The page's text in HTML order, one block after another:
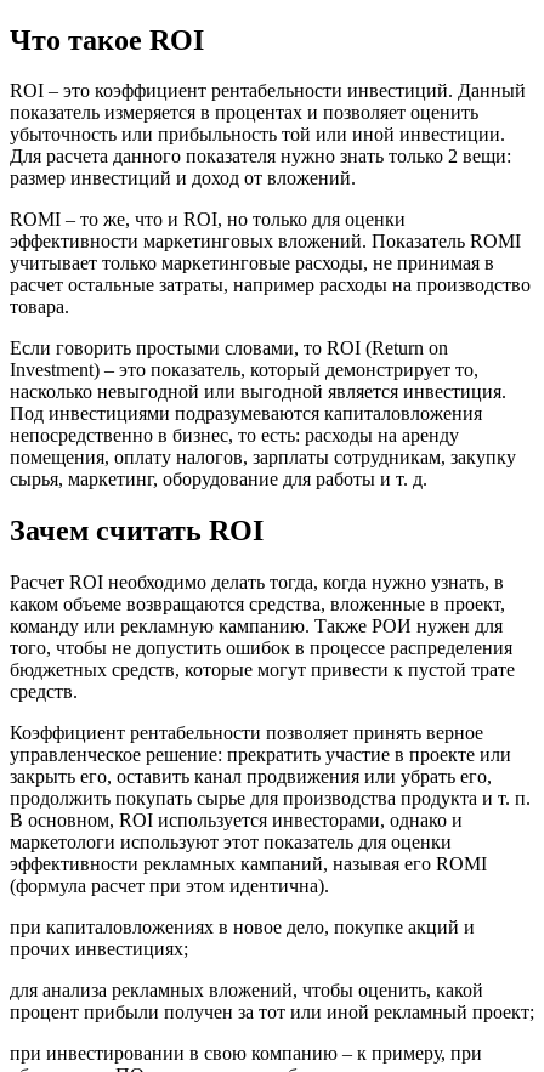
Что такое ROI
ROI – это коэффициент рентабельности инвестиций. Данный
показатель измеряется в процентах и позволяет оценить
убыточность или прибыльность той или иной инвестиции.
Для расчета данного показателя нужно знать только 2 вещи:
размер инвестиций и доход от вложений.
ROMI – то же, что и ROI, но только для оценки
эффективности маркетинговых вложений. Показатель ROMI
учитывает только маркетинговые расходы, не принимая в
расчет остальные затраты, например расходы на производство
товара.
Если говорить простыми словами, то ROI (Return on
Investment) – это показатель, который демонстрирует то,
насколько невыгодной или выгодной является инвестиция.
Под инвестициями подразумеваются капиталовложения
непосредственно в бизнес, то есть: расходы на аренду
помещения, оплату налогов, зарплаты сотрудникам, закупку
сырья, маркетинг, оборудование для работы и т. д.
Зачем считать ROI
Расчет ROI необходимо делать тогда, когда нужно узнать, в
каком объеме возвращаются средства, вложенные в проект,
команду или рекламную кампанию. Также РОИ нужен для
того, чтобы не допустить ошибок в процессе распределения
бюджетных средств, которые могут привести к пустой трате
средств.
Коэффициент рентабельности позволяет принять верное
управленческое решение: прекратить участие в проекте или
закрыть его, оставить канал продвижения или убрать его,
продолжить покупать сырье для производства продукта и т. п.
В основном, ROI используется инвесторами, однако и
маркетологи используют этот показатель для оценки
эффективности рекламных кампаний, называя его ROMI
(формула расчет при этом идентична).
при капиталовложениях в новое дело, покупке акций и
прочих инвестициях;
для анализа рекламных вложений, чтобы оценить, какой
процент прибыли получен за тот или иной рекламный проект;
при инвестировании в свою компанию – к примеру, при